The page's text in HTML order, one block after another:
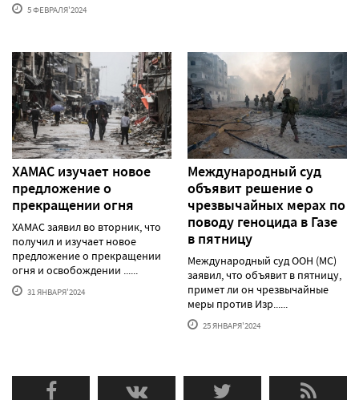
5 ФЕВРАЛЯ'2024
ХАМАС изучает новое
предложение о
прекращении огня
ХАМАС заявил во вторник, что
получил и изучает новое
предложение о прекращении
огня и освобождении ......
31 ЯНВАРЯ'2024
Международный суд
объявит решение о
чрезвычайных мерах по
поводу геноцида в Газе
в пятницу
Международный суд ООН (МС)
заявил, что объявит в пятницу,
примет ли он чрезвычайные
меры против Изр......
25 ЯНВАРЯ'2024